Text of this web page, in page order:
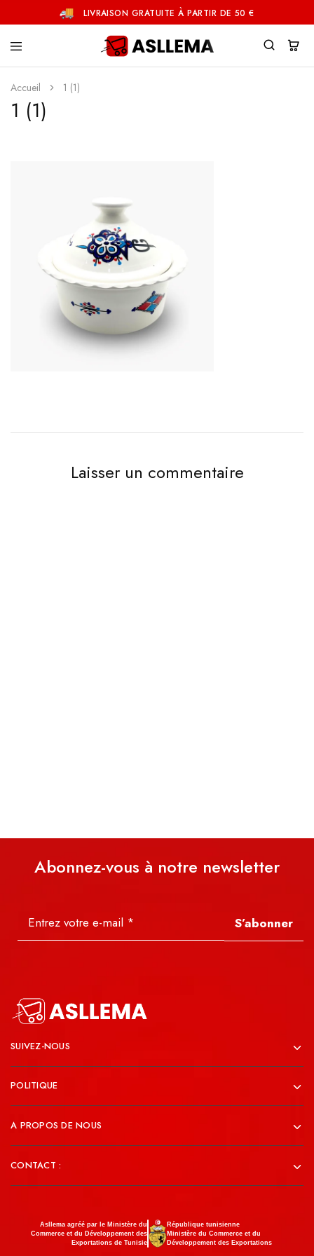
LIVRAISON GRATUITE À PARTIR DE 50 €
Accueil 1 (1)
1 (1)
Laisser un commentaire
Abonnez-vous à notre newsletter
S’abonner
SUIVEZ-NOUS
POLITIQUE
A PROPOS DE NOUS
CONTACT :
Asllema agréé par le Ministère du
Commerce et du Développement des
Exportations de Tunisie
République tunisienne
Ministère du Commerce et du
Développement des Exportations